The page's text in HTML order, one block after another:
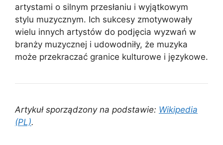
artystami o silnym przesłaniu i wyjątkowym
stylu muzycznym. Ich sukcesy zmotywowały
wielu innych artystów do podjęcia wyzwań w
branży muzycznej i udowodniły, że muzyka
może przekraczać granice kulturowe i językowe.
Artykuł sporządzony na podstawie: Wikipedia
(PL).